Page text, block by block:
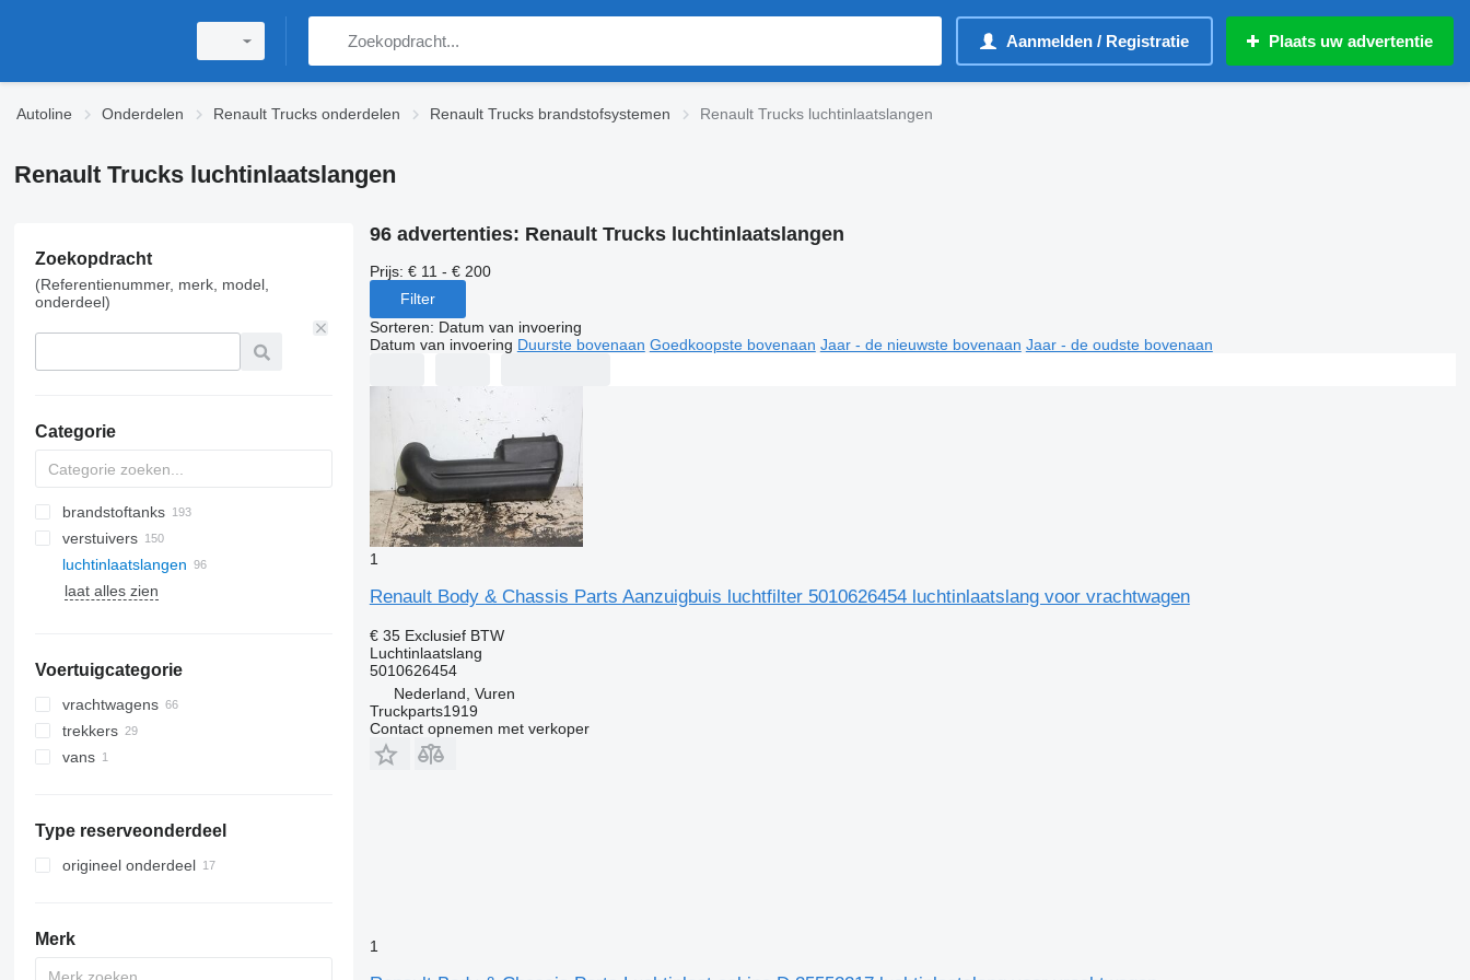
Aanmelden / Registratie Plaats uw advertentie
Autoline Onderdelen Renault Trucks onderdelen Renault Trucks brandstofsystemen Renault Trucks luchtinlaatslangen
Renault Trucks luchtinlaatslangen
Zoekopdracht
(Referentienummer, merk, model,
onderdeel)
Categorie
brandstoftanks
verstuivers
luchtinlaatslangen
laat alles zien
Voertuigcategorie
vrachtwagens
trekkers
vans
Type reserveonderdeel
origineel onderdeel
Merk
96 advertenties: Renault Trucks luchtinlaatslangen
Prijs: € 11 - € 200
Filter
Sorteren: Datum van invoering
Datum van invoering Duurste bovenaan Goedkoopste bovenaan Jaar - de nieuwste bovenaan Jaar - de oudste bovenaan
1
Renault Body & Chassis Parts Aanzuigbuis luchtfilter 5010626454 luchtinlaatslang voor vrachtwagen
€ 35 Exclusief BTW
Luchtinlaatslang
5010626454
Nederland, Vuren
Truckparts1919
Contact opnemen met verkoper
1